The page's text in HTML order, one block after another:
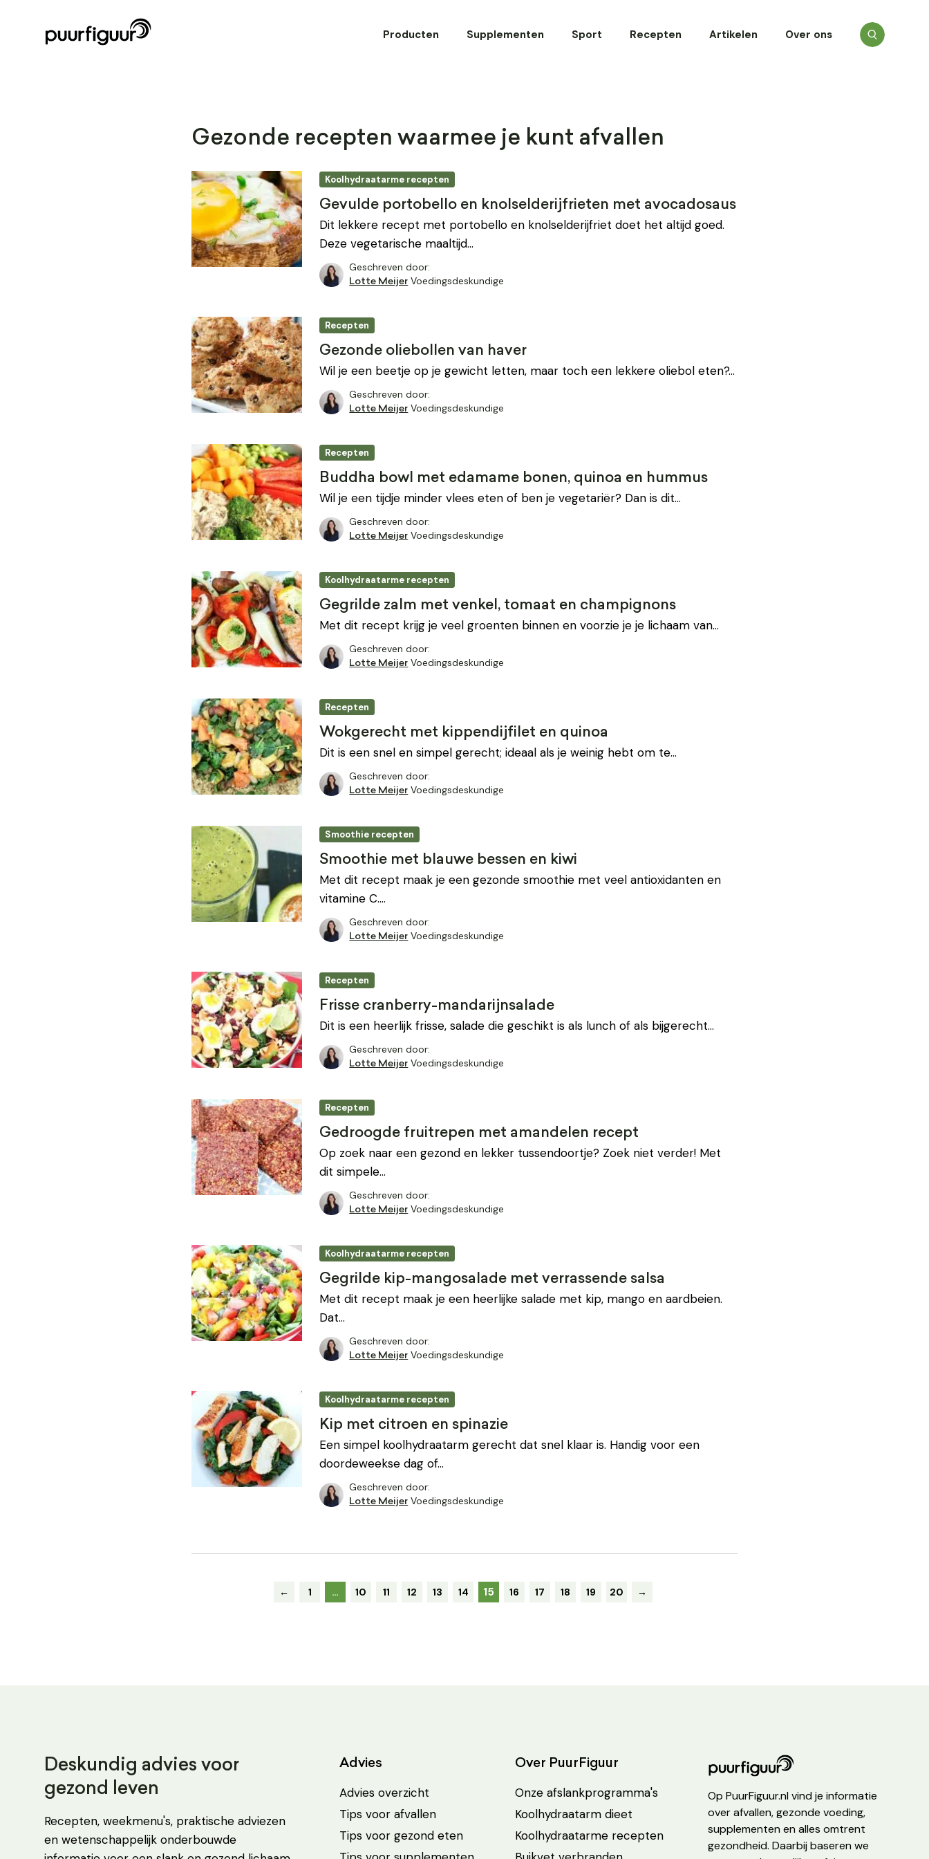
Producten Supplementen Sport Recepten Artikelen Over ons
Gezonde recepten waarmee je kunt afvallen
Koolhydraatarme recepten
Gevulde portobello en knolselderijfrieten met avocadosaus
Dit lekkere recept met portobello en knolselderijfriet doet het altijd goed.
Deze vegetarische maaltijd…
Geschreven door:
Lotte Meijer Voedingsdeskundige
Recepten
Gezonde oliebollen van haver
Wil je een beetje op je gewicht letten, maar toch een lekkere oliebol eten?…
Geschreven door:
Lotte Meijer Voedingsdeskundige
Recepten
Buddha bowl met edamame bonen, quinoa en hummus
Wil je een tijdje minder vlees eten of ben je vegetariër? Dan is dit…
Geschreven door:
Lotte Meijer Voedingsdeskundige
Koolhydraatarme recepten
Gegrilde zalm met venkel, tomaat en champignons
Met dit recept krijg je veel groenten binnen en voorzie je je lichaam van…
Geschreven door:
Lotte Meijer Voedingsdeskundige
Recepten
Wokgerecht met kippendijfilet en quinoa
Dit is een snel en simpel gerecht; ideaal als je weinig hebt om te…
Geschreven door:
Lotte Meijer Voedingsdeskundige
Smoothie recepten
Smoothie met blauwe bessen en kiwi
Met dit recept maak je een gezonde smoothie met veel antioxidanten en
vitamine C.…
Geschreven door:
Lotte Meijer Voedingsdeskundige
Recepten
Frisse cranberry-mandarijnsalade
Dit is een heerlijk frisse, salade die geschikt is als lunch of als bijgerecht…
Geschreven door:
Lotte Meijer Voedingsdeskundige
Recepten
Gedroogde fruitrepen met amandelen recept
Op zoek naar een gezond en lekker tussendoortje? Zoek niet verder! Met
dit simpele…
Geschreven door:
Lotte Meijer Voedingsdeskundige
Koolhydraatarme recepten
Gegrilde kip-mangosalade met verrassende salsa
Met dit recept maak je een heerlijke salade met kip, mango en aardbeien.
Dat…
Geschreven door:
Lotte Meijer Voedingsdeskundige
Koolhydraatarme recepten
Kip met citroen en spinazie
Een simpel koolhydraatarm gerecht dat snel klaar is. Handig voor een
doordeweekse dag of…
Geschreven door:
Lotte Meijer Voedingsdeskundige
← 1 … 10 11 12 13 14 15 16 17 18 19 20 →
Deskundig advies voor
gezond leven
Recepten, weekmenu's, praktische adviezen
en wetenschappelijk onderbouwde
Advies
Advies overzicht
Tips voor afvallen
Tips voor gezond eten
Over PuurFiguur
Onze afslankprogramma's
Koolhydraatarm dieet
Koolhydraatarme recepten
Op PuurFiguur.nl vind je informatie
over afvallen, gezonde voeding,
supplementen en alles omtrent
gezondheid. Daarbij baseren we